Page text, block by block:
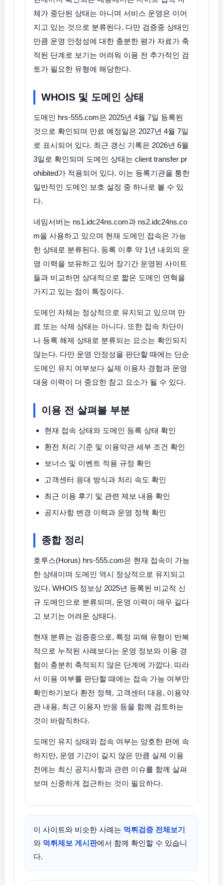
체가 중단된 상태는 아니며 서비스 운영은 이어
지고 있는 것으로 분류된다. 다만 검증중 상태인
만큼 운영 안정성에 대한 충분한 평가 자료가 축
적된 단계로 보기는 어려워 이용 전 추가적인 검
토가 필요한 유형에 해당한다.
WHOIS 및 도메인 상태
도메인 hrs-555.com은 2025년 4월 7일 등록된
것으로 확인되며 만료 예정일은 2027년 4월 7일
로 표시되어 있다. 최근 갱신 기록은 2026년 6월
3일로 확인되며 도메인 상태는 client transfer pr
ohibited가 적용되어 있다. 이는 등록기관을 통한
일반적인 도메인 보호 설정 중 하나로 볼 수 있
다.
네임서버는 ns1.idc24ns.com과 ns2.idc24ns.co
m을 사용하고 있으며 현재 도메인 접속은 가능
한 상태로 분류된다. 등록 이후 약 1년 내외의 운
영 이력을 보유하고 있어 장기간 운영된 사이트
들과 비교하면 상대적으로 짧은 도메인 연혁을
가지고 있는 점이 특징이다.
도메인 자체는 정상적으로 유지되고 있으며 만
료 또는 삭제 상태는 아니다. 또한 접속 차단이
나 등록 해제 상태로 분류되는 요소는 확인되지
않는다. 다만 운영 안정성을 판단할 때에는 단순
도메인 유지 여부보다 실제 이용자 경험과 운영
대응 이력이 더 중요한 참고 요소가 될 수 있다.
이용 전 살펴볼 부분
현재 접속 상태와 도메인 등록 상태 확인
환전 처리 기준 및 이용약관 세부 조건 확인
보너스 및 이벤트 적용 규정 확인
고객센터 응대 방식과 처리 속도 확인
최근 이용 후기 및 관련 제보 내용 확인
공지사항 변경 이력과 운영 정책 확인
종합 정리
호루스(Horus) hrs-555.com은 현재 접속이 가능
한 상태이며 도메인 역시 정상적으로 유지되고
있다. WHOIS 정보상 2025년 등록된 비교적 신
규 도메인으로 분류되며, 운영 이력이 매우 길다
고 보기는 어려운 상태다.
현재 분류는 검증중으로, 특정 피해 유형이 반복
적으로 누적된 사례보다는 운영 정보와 이용 경
험이 충분히 축적되지 않은 단계에 가깝다. 따라
서 이용 여부를 판단할 때에는 접속 가능 여부만
확인하기보다 환전 정책, 고객센터 대응, 이용약
관 내용, 최근 이용자 반응 등을 함께 검토하는
것이 바람직하다.
도메인 유지 상태와 접속 여부는 양호한 편에 속
하지만, 운영 기간이 길지 않은 만큼 실제 이용
전에는 최신 공지사항과 관련 이슈를 함께 살펴
보며 신중하게 접근하는 것이 필요하다.
이 사이트와 비슷한 사례는 먹튀검증 전체보기
와 먹튀제보 게시판에서 함께 확인할 수 있습니
다.